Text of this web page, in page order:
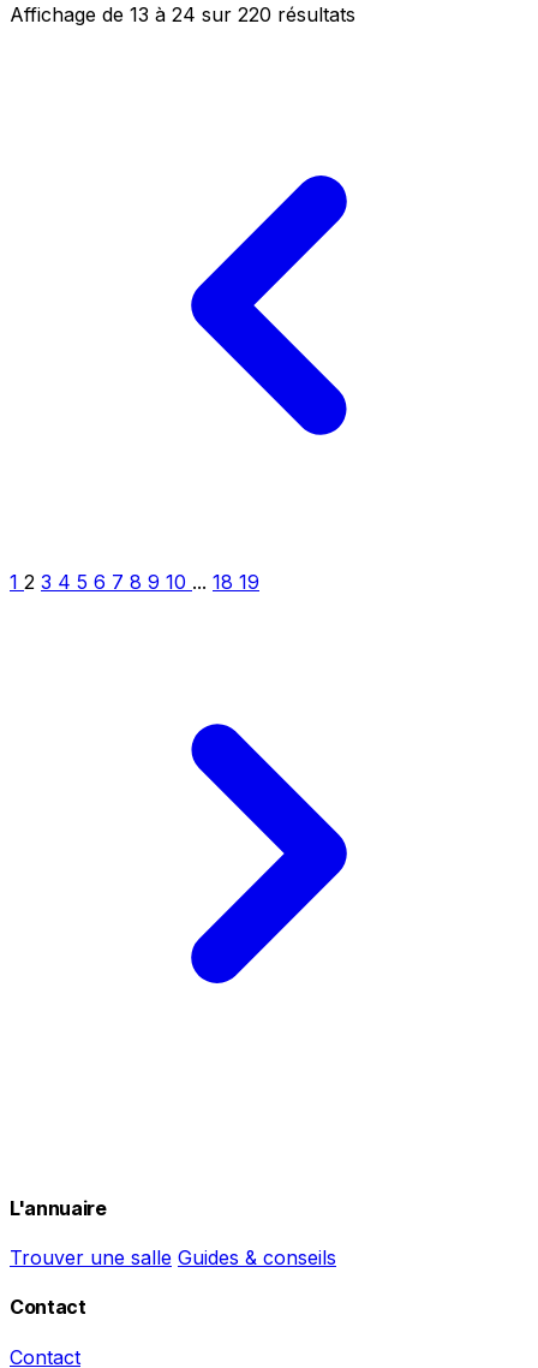
Affichage de 13 à 24 sur 220 résultats
1 2 3 4 5 6 7 8 9 10 ... 18 19
L'annuaire
Trouver une salle Guides & conseils
Contact
Contact